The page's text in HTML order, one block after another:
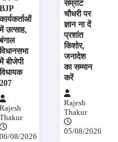
BJP
कार्यकर्ताओं
में उत्साह,
बंगाल
विधानसभा
में बीजेपी
विधायक
207
Rajesh
Thakur
06/08/2026
सम्राट
चौधरी पर
ज्ञान ना दें
प्रशांत
किशोर,
जनादेश
का सम्मान
करें
Rajesh
Thakur
05/08/2026